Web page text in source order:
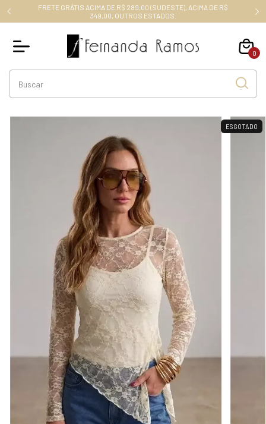
FRETE GRÁTIS ACIMA DE R$ 289,00 (SUDESTE), ACIMA DE R$
349,00, OUTROS ESTADOS.
0
ESGOTADO